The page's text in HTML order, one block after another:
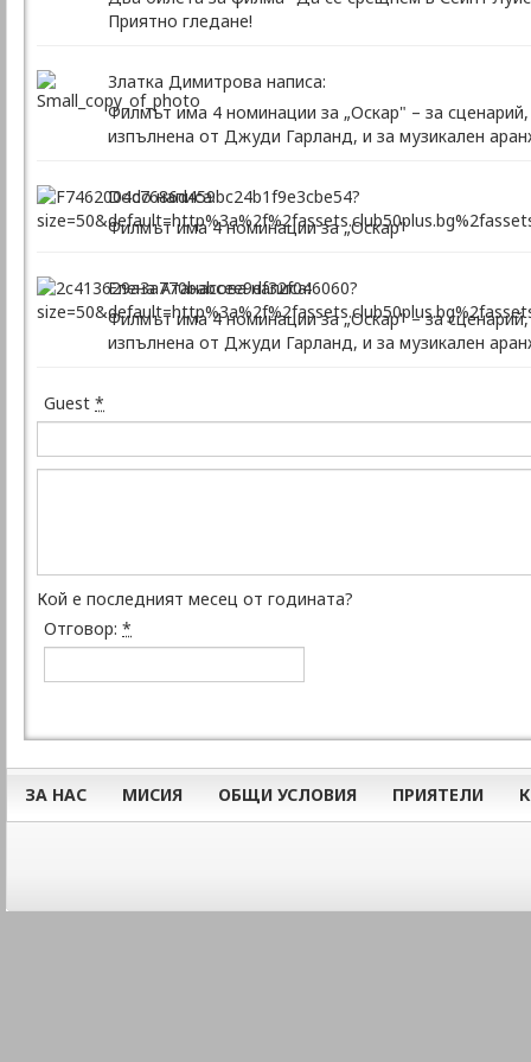
Приятно гледане!
Златка Димитрова написа:
Филмът има 4 номинации за „Оскар" – за
изпълнена от Джуди Гарланд, и за музикален
Dodo написа:
Филмът има 4 номинации за „Оскар"
Елена Атанасова написа:
Филмът има 4 номинации за „Оскар" – за
изпълнена от Джуди Гарланд, и за музикален
Guest *
Кой е последният месец от годината?
Отговор: *
ЗА НАС МИСИЯ ОБЩИ УСЛОВИЯ ПРИЯТЕЛИ